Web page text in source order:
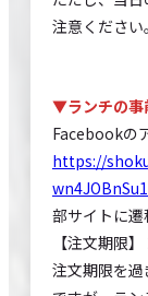
注意ください。
▼ランチの
Facebookの
https://
部サイトに遷
【注文期限
注文期限を